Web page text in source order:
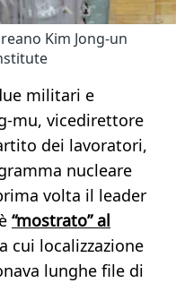
Kim Jong-un
militari e
mu, vicedirettore
dei lavoratori,
nucleare
volta il leader
“mostrato” al
cui localizzazione
lunghe file di